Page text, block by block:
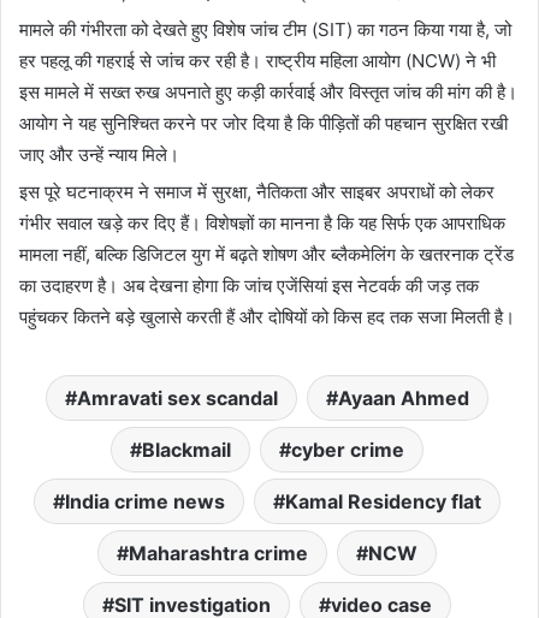
मामले की गंभीरता को देखते हुए विशेष जांच टीम (SIT) का गठन किया गया है, जो
हर पहलू की गहराई से जांच कर रही है। राष्ट्रीय महिला आयोग (NCW) ने भी
इस मामले में सख्त रुख अपनाते हुए कड़ी कार्रवाई और विस्तृत जांच की मांग की है।
आयोग ने यह सुनिश्चित करने पर जोर दिया है कि पीड़ितों की पहचान सुरक्षित रखी
जाए और उन्हें न्याय मिले।
इस पूरे घटनाक्रम ने समाज में सुरक्षा, नैतिकता और साइबर अपराधों को लेकर
गंभीर सवाल खड़े कर दिए हैं। विशेषज्ञों का मानना है कि यह सिर्फ एक आपराधिक
मामला नहीं, बल्कि डिजिटल युग में बढ़ते शोषण और ब्लैकमेलिंग के खतरनाक ट्रेंड
का उदाहरण है। अब देखना होगा कि जांच एजेंसियां इस नेटवर्क की जड़ तक
पहुंचकर कितने बड़े खुलासे करती हैं और दोषियों को किस हद तक सजा मिलती है।
Amravati sex scandal Ayaan Ahmed
Blackmail cyber crime
India crime news Kamal Residency flat
Maharashtra crime NCW
SIT investigation video case